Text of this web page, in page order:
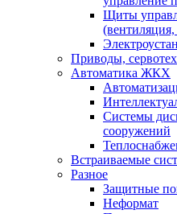
Щиты
Приводы,
Автоматика ЖКХ
Системы
сооружений
Встраиваемые
Разное
Защитные
Неформат